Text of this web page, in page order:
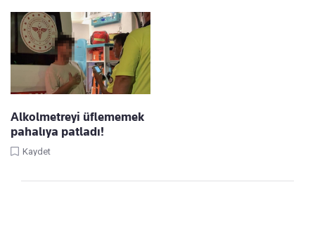
Alkolmetreyi üflememek
pahalıya patladı!
Kaydet